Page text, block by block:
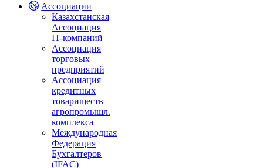
Ассоциации
Казахстанская
Ассоциация
IT-компаний
Ассоциация
торговых
предприятий
Ассоциация
кредитных
товариществ
агропромышл.
комплекса
Международная
Федерация
Бухгалтеров
(IFAC)